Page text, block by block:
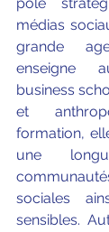
médias
grande
enseigne
business
et
formation,
une
sociales
sensibles.